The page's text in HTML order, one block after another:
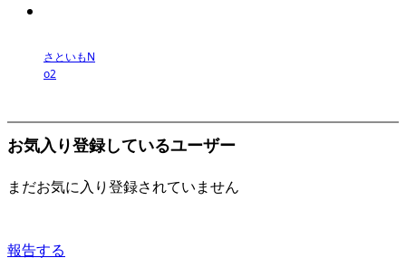
さといもN
o2
お気入り登録しているユーザー
まだお気に入り登録されていません
報告する